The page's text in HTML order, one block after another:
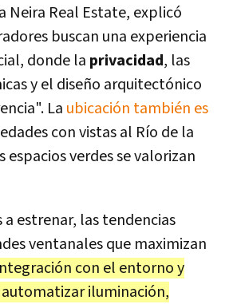
Neira Real Estate, explicó
buscan una experiencia
donde la privacidad, las
y el diseño arquitectónico
La ubicación también es
con vistas al Río de la
espacios verdes se valorizan
a estrenar, las tendencias
ventanales que maximizan
con el entorno y
iluminación,